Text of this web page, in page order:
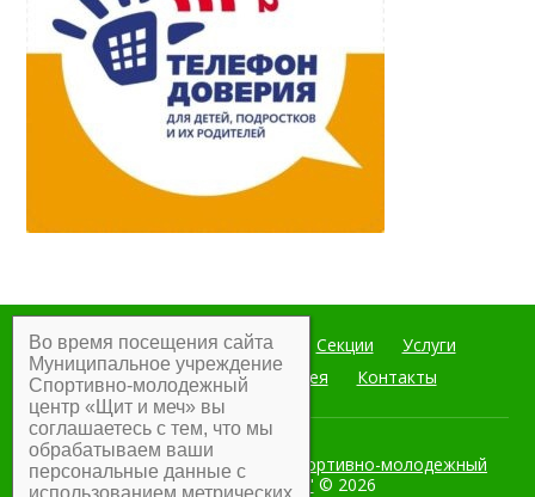
Главная Мероприятия Секции
Услуги
Документы
Фотогалерея Контакты
Муниципальное учреждение Спортивно-молодежный
центр "Щит и меч" © 2026
Во время посещения сайта
Муниципальное учреждение
Спортивно-молодежный
центр «Щит и меч» вы
соглашаетесь с тем, что мы
обрабатываем ваши
персональные данные с
использованием метрических